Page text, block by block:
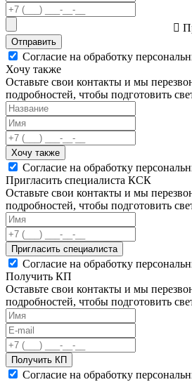
Отправить
Согласие на обработку
Хочу также
Оставьте свои контакты и мы
подробностей, чтобы подготовить
Хочу также
Согласие на обработку
Пригласить специалиста КСК
Оставьте свои контакты и мы
подробностей, чтобы подготовить
Пригласить специалиста
Согласие на обработку
Получить КП
Оставьте свои контакты и мы
подробностей, чтобы подготовить
Получить КП
Согласие на обработку